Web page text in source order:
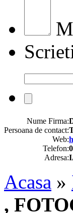
Nume Firma:
Persoana de contact:
Web:
Telefon:
Adresa:
Acasa »
,